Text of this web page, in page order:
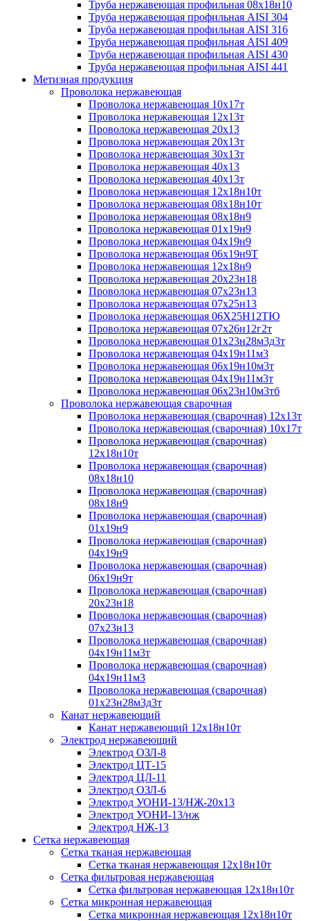
Труба нержавеющая профильная 08х18н10
Труба нержавеющая профильная AISI 304
Труба нержавеющая профильная AISI 316
Труба нержавеющая профильная AISI 409
Труба нержавеющая профильная AISI 430
Труба нержавеющая профильная AISI 441
Метизная продукция
Проволока нержавеющая
Проволока нержавеющая 10х17т
Проволока нержавеющая 12х13т
Проволока нержавеющая 20х13
Проволока нержавеющая 20х13т
Проволока нержавеющая 30х13т
Проволока нержавеющая 40х13
Проволока нержавеющая 40х13т
Проволока нержавеющая 12х18н10т
Проволока нержавеющая 08х18н10т
Проволока нержавеющая 08х18н9
Проволока нержавеющая 01х19н9
Проволока нержавеющая 04х19н9
Проволока нержавеющая 06х19н9Т
Проволока нержавеющая 12х18н9
Проволока нержавеющая 20х23н18
Проволока нержавеющая 07х23н13
Проволока нержавеющая 07х25н13
Проволока нержавеющая 06Х25Н12ТЮ
Проволока нержавеющая 07х26н12г2т
Проволока нержавеющая 01х23н28м3д3т
Проволока нержавеющая 04х19н11м3
Проволока нержавеющая 06х19н10м3т
Проволока нержавеющая 04х19н11м3т
Проволока нержавеющая 06х23н10м3тб
Проволока нержавеющая сварочная
Проволока нержавеющая (сварочная) 12х13т
Проволока нержавеющая (сварочная) 10х17т
Проволока нержавеющая (сварочная)
12х18н10т
Проволока нержавеющая (сварочная)
08х18н10
Проволока нержавеющая (сварочная)
08х18н9
Проволока нержавеющая (сварочная)
01х19н9
Проволока нержавеющая (сварочная)
04х19н9
Проволока нержавеющая (сварочная)
06х19н9т
Проволока нержавеющая (сварочная)
20х23н18
Проволока нержавеющая (сварочная)
07х23н13
Проволока нержавеющая (сварочная)
04х19н11м3т
Проволока нержавеющая (сварочная)
04х19н11м3
Проволока нержавеющая (сварочная)
01х23н28м3д3т
Канат нержавеющий
Канат нержавеющий 12х18н10т
Электрод нержавеющий
Электрод ОЗЛ-8
Электрод ЦТ-15
Электрод ЦЛ-11
Электрод ОЗЛ-6
Электрод УОНИ-13/НЖ-20х13
Электрод УОНИ-13/нж
Электрод НЖ-13
Сетка нержавеющая
Сетка тканая нержавеющая
Сетка тканая нержавеющая 12х18н10т
Сетка фильтровая нержавеющая
Сетка фильтровая нержавеющая 12х18н10т
Сетка микронная нержавеющая
Сетка микронная нержавеющая 12х18н10т